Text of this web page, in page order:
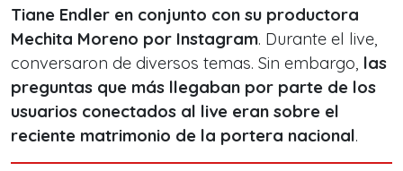
Tiane Endler en conjunto con su productora
Mechita Moreno por Instagram. Durante el live,
conversaron de diversos temas. Sin embargo, las
preguntas que más llegaban por parte de los
usuarios conectados al live eran sobre el
reciente matrimonio de la portera nacional.